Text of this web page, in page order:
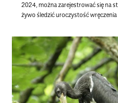
2024, można zarejestrować się na
żywo śledzić uroczystość